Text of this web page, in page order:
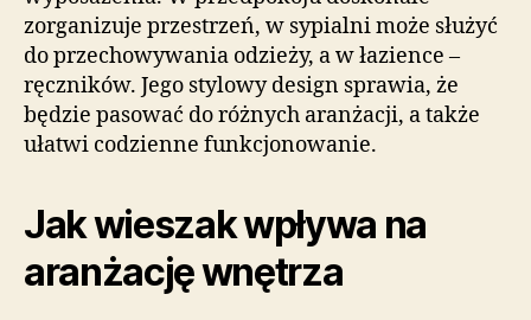
zorganizuje przestrzeń, w sypialni może służyć
do przechowywania odzieży, a w łazience –
ręczników. Jego stylowy design sprawia, że
będzie pasować do różnych aranżacji, a także
ułatwi codzienne funkcjonowanie.
Jak wieszak wpływa na
aranżację wnętrza